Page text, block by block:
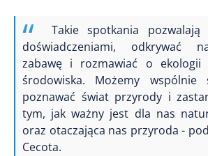
Takie spotkania pozwalają
doświadczeniami, odkrywać
zabawę i rozmawiać o ekologii
środowiska. Możemy wspólnie
poznawać świat przyrody i
tym, jak ważny jest dla nas
oraz otaczająca nas przyroda -
Cecota.